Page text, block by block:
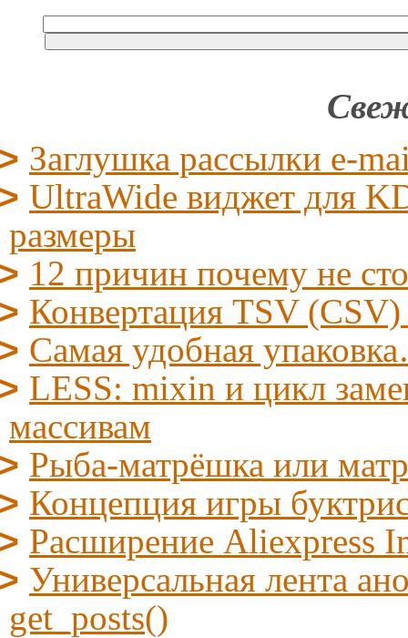
Заглушка рассылки e-
UltraWide виджет для
размеры
12 причин почему не
Конвертация TSV
Самая удобная
LESS: mixin и цикл
массивам
Рыба-матрёшка или
Концепция игры
Расширение Aliexpress
Универсальная лента
get_posts()